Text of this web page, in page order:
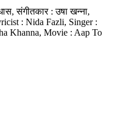
संगीतकार : उषा खन्ना,
: Nida Fazli, Singer :
Khanna, Movie : Aap To